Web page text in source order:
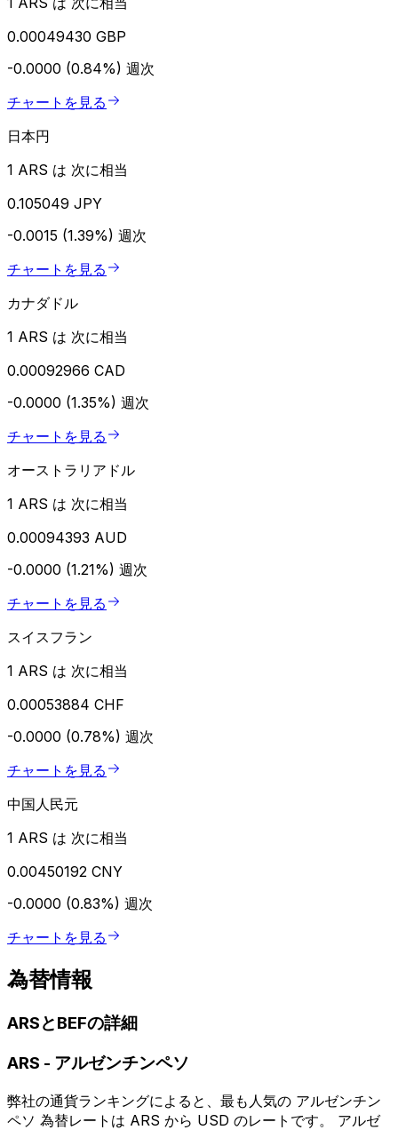
0.00049430 GBP
-0.0000 (0.84%) 週次
チャートを見る
日本円
1 ARS は 次に相当
0.105049 JPY
-0.0015 (1.39%) 週次
チャートを見る
カナダドル
1 ARS は 次に相当
0.00092966 CAD
-0.0000 (1.35%) 週次
チャートを見る
オーストラリアドル
1 ARS は 次に相当
0.00094393 AUD
-0.0000 (1.21%) 週次
チャートを見る
スイスフラン
1 ARS は 次に相当
0.00053884 CHF
-0.0000 (0.78%) 週次
チャートを見る
中国人民元
1 ARS は 次に相当
0.00450192 CNY
-0.0000 (0.83%) 週次
チャートを見る
為替情報
ARSとBEFの詳細
ARS - アルゼンチンペソ
弊社の通貨ランキングによると、最も人気の アルゼンチン
ペソ 為替レートは ARS から USD のレートです。 アルゼ